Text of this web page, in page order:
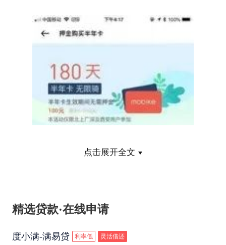
点击展开全文
精选贷款·在线申请
度小满-满易贷 利率低 灵活借还